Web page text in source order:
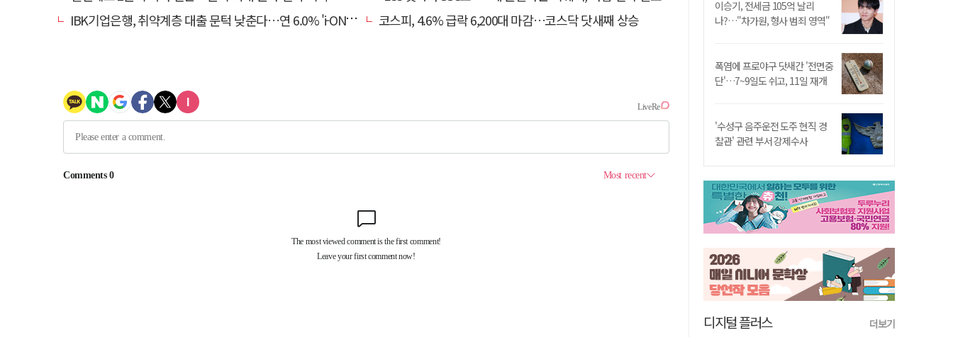
IBK기업은행, 취약계층 대출 문턱 낮춘다…연 6.0% 'i-ONE 햇살론 특례보증' 비대면 출시
코스피, 4.6% 급락 6,200대 마감…코스닥 닷새째 상승
이승기, 전세금 105억 날리
나?…"차가원, 형사 범죄 영역"
폭염에 프로야구 닷새간 '전면중
단'…7~9일도 쉬고, 11일 재개
'수성구 음주운전 도주 현직 경
찰관' 관련 부서 강제수사
디지털 플러스 더보기